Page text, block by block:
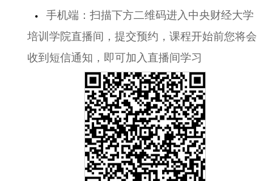
手机端：扫描下方二维码进入中央财经大学
培训学院直播间，提交预约，课程开始前您将会
收到短信通知，即可加入直播间学习